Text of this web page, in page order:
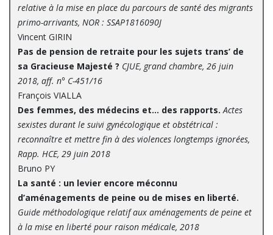
relative à la mise en place du parcours de santé des migrants
primo-arrivants, NOR : SSAP1816090J
Vincent GIRIN
Pas de pension de retraite pour les sujets trans’ de
sa Gracieuse Majesté ? CJUE, grand chambre, 26 juin
2018, aff. n° C-451/16
François VIALLA
Des femmes, des médecins et… des rapports. Actes
sexistes durant le suivi gynécologique et obstétrical :
reconnaître et mettre fin à des violences longtemps ignorées,
Rapp. HCE, 29 juin 2018
Bruno PY
La santé : un levier encore méconnu
d’aménagements de peine ou de mises en liberté.
Guide méthodologique relatif aux aménagements de peine et
à la mise en liberté pour raison médicale, 2018